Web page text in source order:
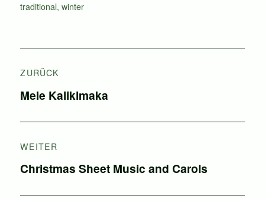
traditional,winter
ZURÜCK
Vorheriger
Mele Kalikimaka
WEITER
Nächster
Christmas Sheet Music and Carols